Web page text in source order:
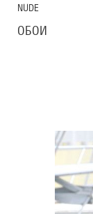
NUDE
ОБОИ